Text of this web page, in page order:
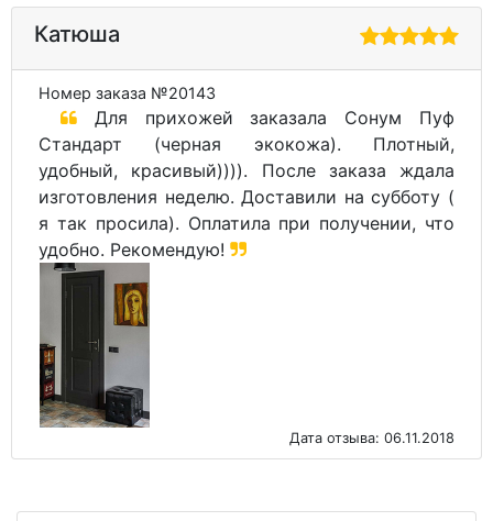
Катюша
Номер заказа №20143
Для прихожей заказала Сонум Пуф
Стандарт (черная экокожа). Плотный,
удобный, красивый)))). После заказа ждала
изготовления неделю. Доставили на субботу (
я так просила). Оплатила при получении, что
удобно. Рекомендую!
Дата отзыва: 06.11.2018